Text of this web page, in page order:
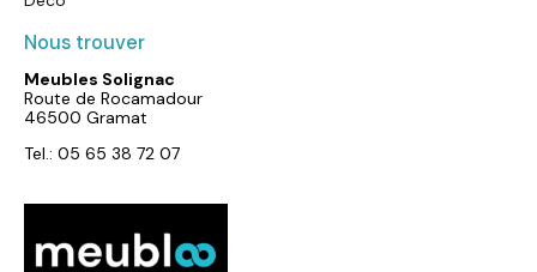
Nous trouver
Meubles Solignac
Route de Rocamadour
46500 Gramat
Tel.: 05 65 38 72 07